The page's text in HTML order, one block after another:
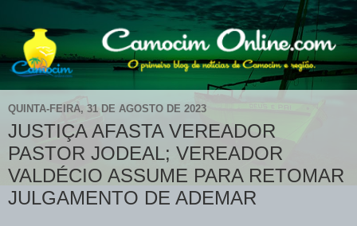
QUINTA-FEIRA, 31 DE AGOSTO DE 2023
JUSTIÇA AFASTA VEREADOR
PASTOR JODEAL; VEREADOR
VALDÉCIO ASSUME PARA RETOMAR
JULGAMENTO DE ADEMAR